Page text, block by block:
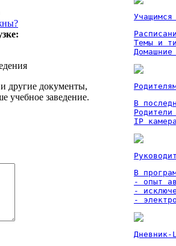
другие документы,
учебное заведение.
Темы и
Домашние
В
IP
В
- опыт
-
-
Дневник-